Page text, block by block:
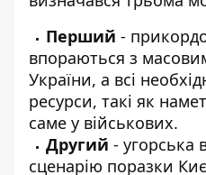
Перший -
впораються з
України, а всі
ресурси, такі як
саме у військових.
Другий - угорська
сценарію поразки